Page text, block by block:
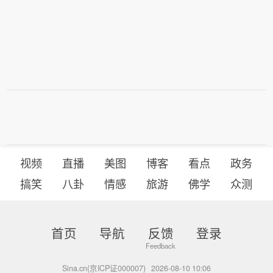
视频 直播 美图 博客 看点
政务
搞笑
八卦 情感 旅游 佛学 众测
首页 导航 反馈 登录
Sina.cn(京ICP证000007) 2026-08-10 10:06